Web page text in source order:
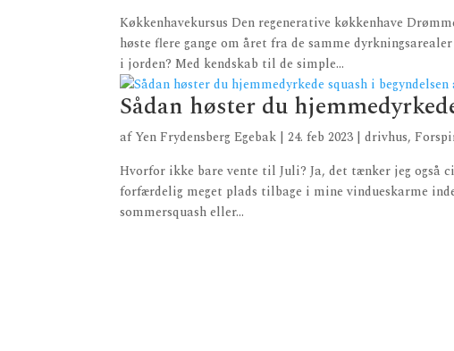
Køkkenhavekursus Den regenerative køkkenhave
høste flere gange om året fra de samme
i jorden? Med kendskab til de simple...
Sådan høster du
afYen Frydensberg Egebak |24. feb 2023 |drivhus,
Hvorfor ikke bare vente til Juli? Ja, det tænker jeg også
forfærdelig meget plads tilbage i mine vindueskarme
sommersquash eller...